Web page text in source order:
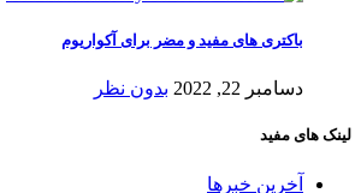
باکتری های مفید و مضر برای آکواریوم
دسامبر 22, 2022 بدون نظر
لینک های مفید
آخرین خبرها